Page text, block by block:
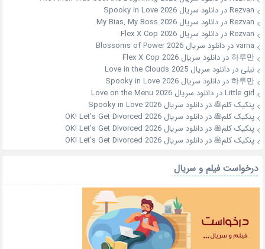
Rezvanدردانلود سریال Spooky in Love 2026
Rezvanدردانلود سریال My Bias, My Boss 2026
Rezvanدردانلود سریال Flex X Cop 2026
varnaدردانلود سریال Blossoms of Power 2026
하루만دردانلود سریال Flex X Cop 2026
نیلی دردانلود سریال Love in the Clouds 2025
하루만دردانلود سریال Spooky in Love 2026
Little girlدردانلود سریال Love on the Menu 2026
پنکیک کلم🥞دردانلود سریال Spooky in Love 2026
پنکیک کلم🥞دردانلود سریال OK! Let’s Get Divorced 2026
پنکیک کلم🥞دردانلود سریال OK! Let’s Get Divorced 2026
پنکیک کلم🥞دردانلود سریال OK! Let’s Get Divorced 2026
درخواست فیلم و سریال